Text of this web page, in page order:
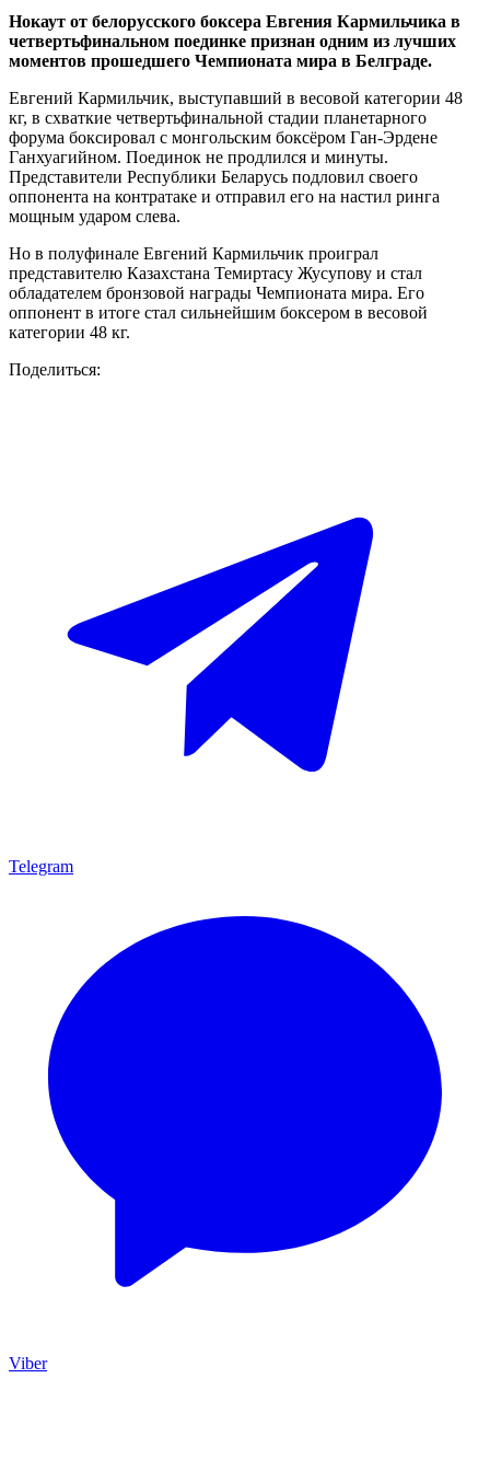
Нокаут от белорусского боксера Евгения Кармильчика в
четвертьфинальном поединке признан одним из лучших
моментов прошедшего Чемпионата мира в Белграде.
Евгений Кармильчик, выступавший в весовой категории 48
кг, в схваткие четвертьфинальной стадии планетарного
форума боксировал с монгольским боксёром Ган-Эрдене
Ганхуагийном. Поединок не продлился и минуты.
Представители Республики Беларусь подловил своего
оппонента на контратаке и отправил его на настил ринга
мощным ударом слева.
Но в полуфинале Евгений Кармильчик проиграл
представителю Казахстана Темиртасу Жусупову и стал
обладателем бронзовой награды Чемпионата мира. Его
оппонент в итоге стал сильнейшим боксером в весовой
категории 48 кг.
Поделиться:
Telegram
Viber